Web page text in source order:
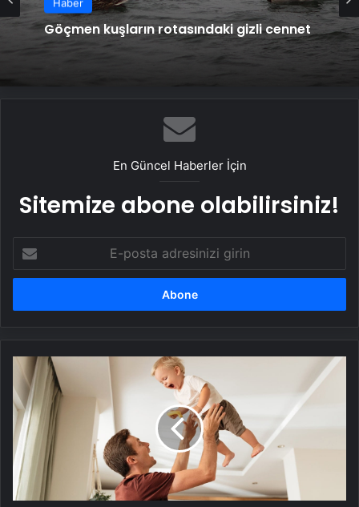
Haber
Göçmen kuşların rotasındaki gizli cennet
En Güncel Haberler İçin
Sitemize abone olabilirsiniz!
posta
adresinizi
Bebeğinizi
havaya
atmadan
önce
iki
kez
düşünün!